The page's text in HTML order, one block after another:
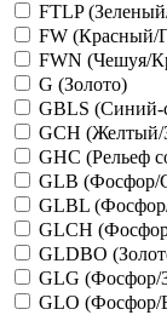
FTLP
FW (Красный/
FWN (Чешуя/
G (Золото)
GBLS (Синий-
GCH (Желтый/
GHC (Рельеф
GLB (Фосфор/
GLBL
GLCH
GLDBO
GLG (Фосфор/
GLO (Фосфор/